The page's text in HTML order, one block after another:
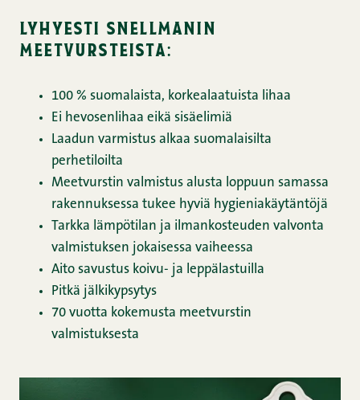
lyhyesti snellmanin
meetvursteista:
100 % suomalaista, korkealaatuista lihaa
Ei hevosenlihaa eikä sisäelimiä
Laadun varmistus alkaa suomalaisilta
perhetiloilta
Meetvurstin valmistus alusta loppuun samassa
rakennuksessa tukee hyviä hygieniakäytäntöjä
Tarkka lämpötilan ja ilmankosteuden valvonta
valmistuksen jokaisessa vaiheessa
Aito savustus koivu- ja leppälastuilla
Pitkä jälkikypsytys
70 vuotta kokemusta meetvurstin
valmistuksesta